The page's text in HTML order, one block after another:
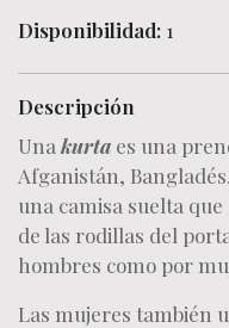
Disponibilidad: 1
Descripción
Una kurta es una
Afganistán,
una camisa suelta que
de las rodillas del
hombres como por
Las mujeres también